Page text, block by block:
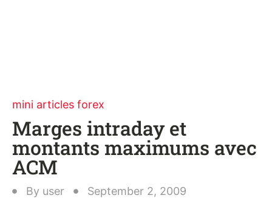
mini articles forex
Marges intraday et
montants maximums avec
ACM
By user
September 2, 2009